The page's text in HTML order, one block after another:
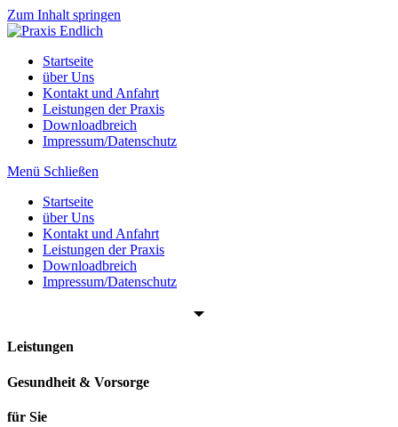
Zum Inhalt springen
Startseite
über Uns
Kontakt und Anfahrt
Leistungen der Praxis
Downloadbreich
Impressum/Datenschutz
Menü Schließen
Startseite
über Uns
Kontakt und Anfahrt
Leistungen der Praxis
Downloadbreich
Impressum/Datenschutz
Leistungen
Gesundheit & Vorsorge
für Sie